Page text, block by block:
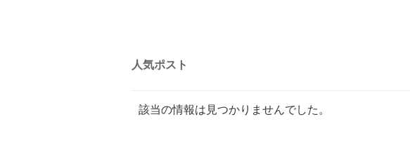
人気ポスト
該当の情報は見つかりませんでした。